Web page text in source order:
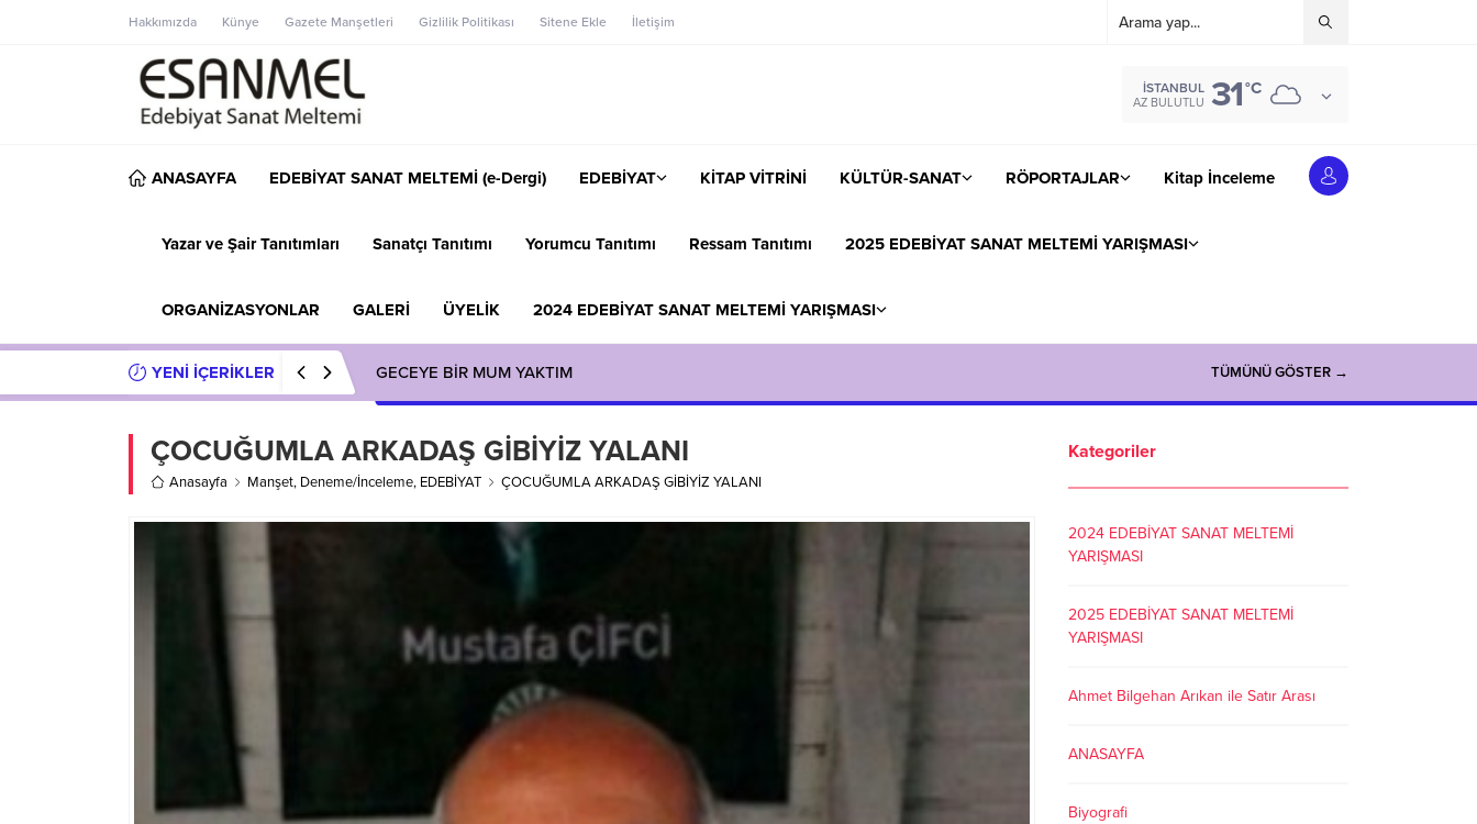
Hakkımızda Künye Gazete Manşetleri Gizlilik Politikası Sitene Ekle İletişim
İSTANBUL
AZ BULUTLU 31°C
ANASAYFA EDEBİYAT SANAT MELTEMİ (e-Dergi) EDEBİYAT KİTAP VİTRİNİ KÜLTÜR-SANAT RÖPORTAJLAR Kitap İnceleme
Yazar ve Şair Tanıtımları Sanatçı Tanıtımı Yorumcu Tanıtımı Ressam Tanıtımı 2025 EDEBİYAT SANAT MELTEMİ YARIŞMASI
ORGANİZASYONLAR GALERİ ÜYELİK 2024 EDEBİYAT SANAT MELTEMİ YARIŞMASI
YENİ İÇERİKLER GECEYE BİR MUM YAKTIM TÜMÜNÜ GÖSTER →
ÇOCUĞUMLA ARKADAŞ GİBİYİZ YALANI
Anasayfa Manşet, Deneme/İnceleme, EDEBİYAT ÇOCUĞUMLA ARKADAŞ GİBİYİZ YALANI
Kategoriler
2024 EDEBİYAT SANAT MELTEMİ
YARIŞMASI
2025 EDEBİYAT SANAT MELTEMİ
YARIŞMASI
Ahmet Bilgehan Arıkan ile Satır Arası
ANASAYFA
Biyografi